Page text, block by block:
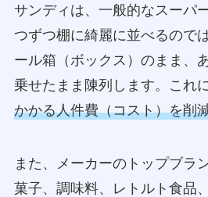
サンディは、一般的なスーパ
つずつ棚に綺麗に並べるので
ール箱（ボックス）のまま、
乗せたまま陳列します。これ
かかる人件費（コスト）を削
また、メーカーのトップブラ
菓子、調味料、レトルト食品